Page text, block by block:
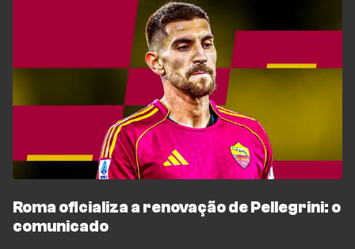
Roma oficializa a renovação de Pellegrini: o
comunicado